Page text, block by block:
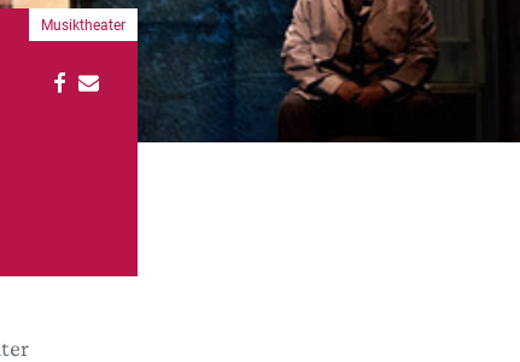
Musiktheater